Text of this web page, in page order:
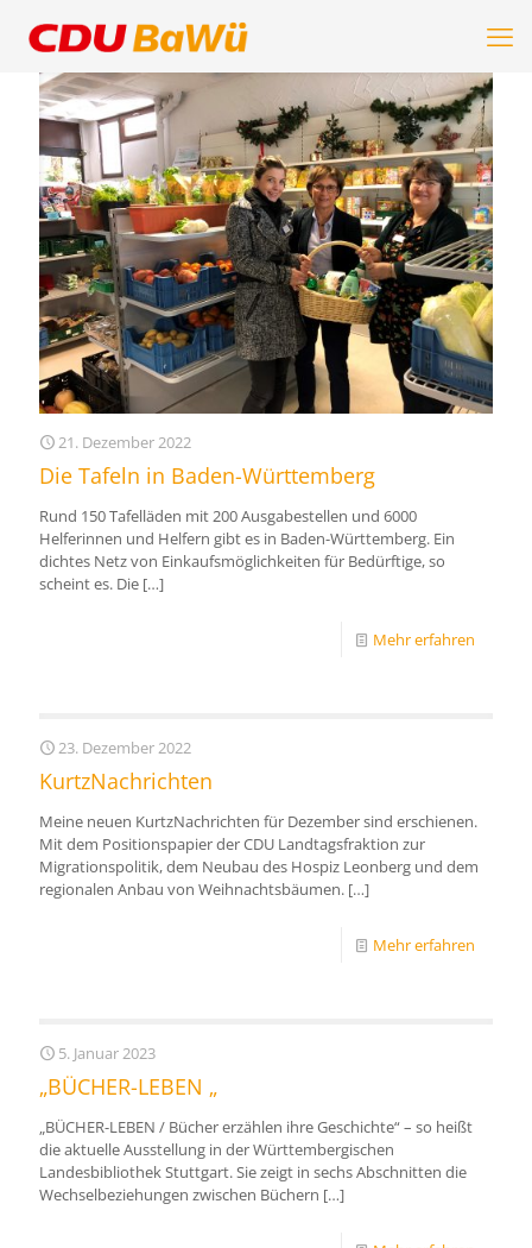
21. Dezember 2022
Die Tafeln in Baden-Württemberg
Rund 150 Tafelläden mit 200 Ausgabestellen und 6000
Helferinnen und Helfern gibt es in Baden-Württemberg. Ein
dichtes Netz von Einkaufsmöglichkeiten für Bedürftige, so
scheint es. Die […]
Mehr erfahren
23. Dezember 2022
KurtzNachrichten
Meine neuen KurtzNachrichten für Dezember sind erschienen.
Mit dem Positionspapier der CDU Landtagsfraktion zur
Migrationspolitik, dem Neubau des Hospiz Leonberg und dem
regionalen Anbau von Weihnachtsbäumen. […]
Mehr erfahren
5. Januar 2023
„BÜCHER-LEBEN „
„BÜCHER-LEBEN / Bücher erzählen ihre Geschichte“ – so heißt
die aktuelle Ausstellung in der Württembergischen
Landesbibliothek Stuttgart. Sie zeigt in sechs Abschnitten die
Wechselbeziehungen zwischen Büchern […]